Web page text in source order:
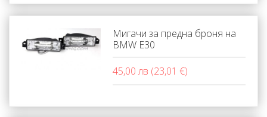
Мигачи за предна броня на
BMW Е30
45,00 лв (23,01 €)